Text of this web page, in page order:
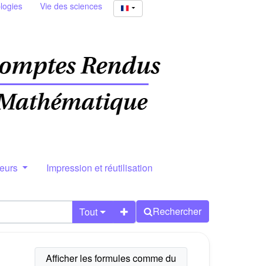
Vie des sciences
Impression et réutilisation
Tout Rechercher